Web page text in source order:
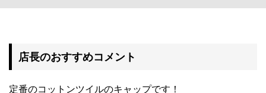
店長のおすすめコメント
定番のコットンツイルのキャップです！